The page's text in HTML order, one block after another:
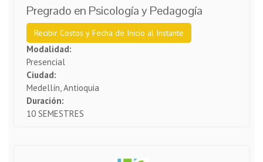
Pregrado en Psicología y Pedagogía
Recibir Costos y Fecha de Inicio al Instante
Modalidad:
Presencial
Ciudad:
Medellín, Antioquia
Duración:
10 SEMESTRES